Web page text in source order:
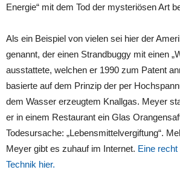
Energie“ mit dem Tod der mysteriösen Art
Als ein Beispiel von vielen sei hier der
genannt, der einen Strandbuggy mit einen
ausstattete, welchen er 1990 zum Patent
basierte auf dem Prinzip der per
dem Wasser erzeugtem Knallgas. Meyer
er in einem Restaurant ein Glas
Todesursache: „Lebensmittelvergiftung“.
Meyer gibt es zuhauf im Internet. Eine
Technik hier.